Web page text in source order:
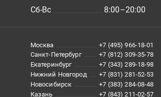
Сб-Вс
8:00–20:00
Москва
+7 (495) 966-18-01
Санкт-Петербург
+7 (812) 309-35-78
Екатеринбург
+7 (343) 289-18-98
Нижний Новгород
+7 (831) 281-52-53
Новосибирск
+7 (383) 284-08-48
Казань
+7 (843) 211-02-57